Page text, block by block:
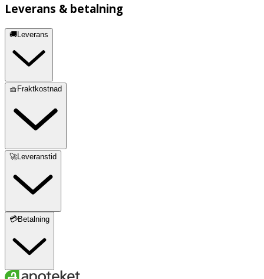
Leverans & betalning
🚚Leverans
🧺Fraktkostnad
🚀Leveranstid
💳Betalning